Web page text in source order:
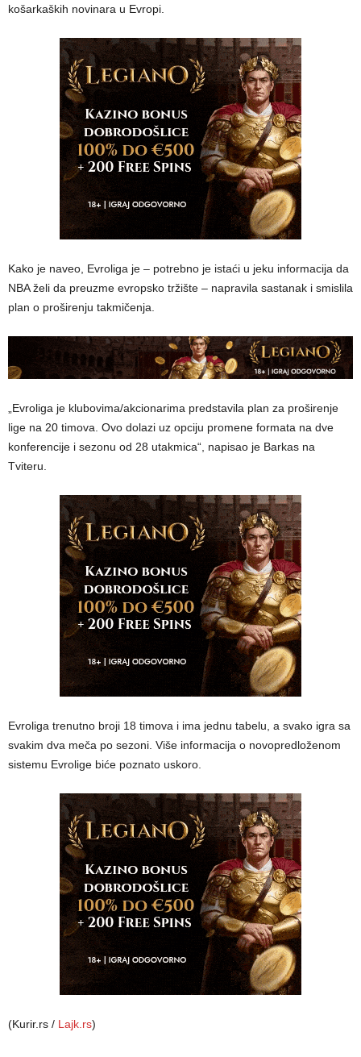
košarkaških novinara u Evropi.
Kako je naveo, Evroliga je – potrebno je istaći u jeku informacija da
NBA želi da preuzme evropsko tržište – napravila sastanak i smislila
plan o proširenju takmičenja.
„Evroliga je klubovima/akcionarima predstavila plan za proširenje
lige na 20 timova. Ovo dolazi uz opciju promene formata na dve
konferencije i sezonu od 28 utakmica“, napisao je Barkas na
Tviteru.
Evroliga trenutno broji 18 timova i ima jednu tabelu, a svako igra sa
svakim dva meča po sezoni. Više informacija o novopredloženom
sistemu Evrolige biće poznato uskoro.
(Kurir.rs / Lajk.rs)